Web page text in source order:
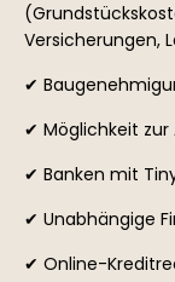
Versicherungen,
✔
✔ Möglichkeit
✔ Banken mit
✔ Unabhängige
✔ Online-